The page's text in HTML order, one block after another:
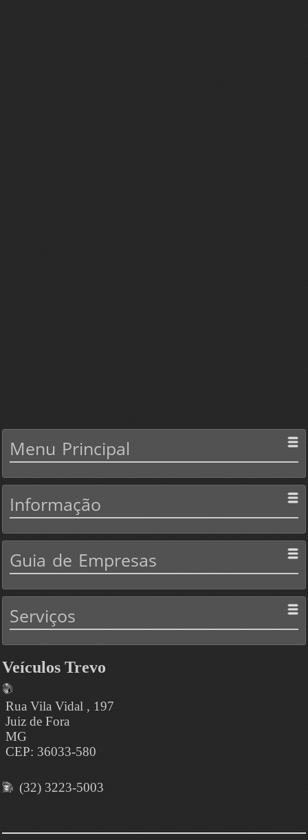
Menu Principal
Informação
Guia de Empresas
Serviços
Veículos Trevo
Rua Vila Vidal , 197
Juiz de Fora
MG
CEP: 36033-580
(32) 3223-5003